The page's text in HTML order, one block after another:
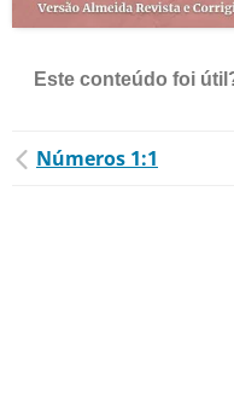
Este conteúdo foi
Números 1:1